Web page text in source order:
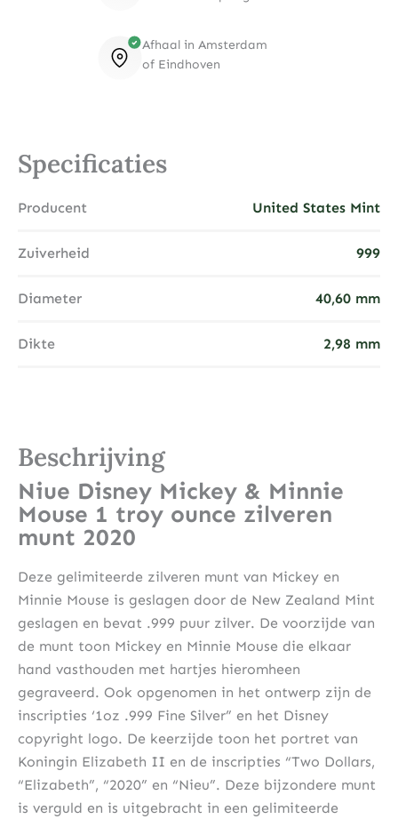
Afhaal in Amsterdam
of Eindhoven
Specificaties
Producent United States Mint
Zuiverheid 999
Diameter 40,60 mm
Dikte 2,98 mm
Beschrijving
Niue Disney Mickey & Minnie
Mouse 1 troy ounce zilveren
munt 2020
Deze gelimiteerde zilveren munt van Mickey en
Minnie Mouse is geslagen door de New Zealand Mint
geslagen en bevat .999 puur zilver. De voorzijde van
de munt toon Mickey en Minnie Mouse die elkaar
hand vasthouden met hartjes hieromheen
gegraveerd. Ook opgenomen in het ontwerp zijn de
inscripties ‘1oz .999 Fine Silver” en het Disney
copyright logo. De keerzijde toon het portret van
Koningin Elizabeth II en de inscripties “Two Dollars,
“Elizabeth”, “2020” en “Nieu”. Deze bijzondere munt
is verguld en is uitgebracht in een gelimiteerde